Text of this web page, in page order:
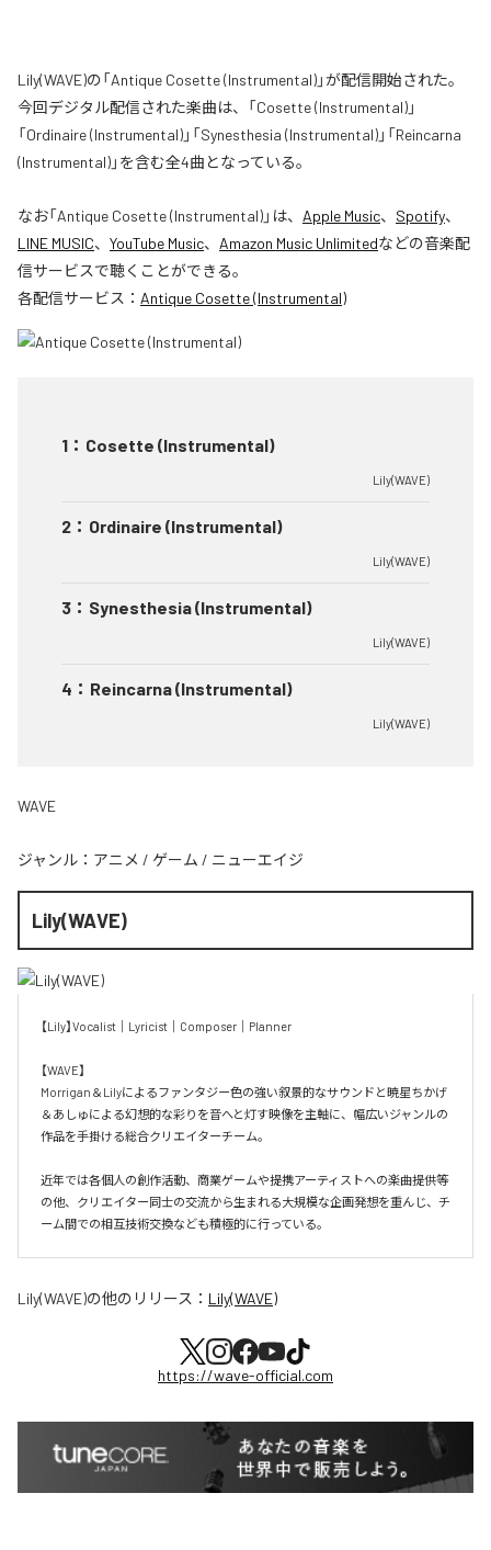
Lily(WAVE)の「Antique Cosette (Instrumental)」が配信開始された。
今回デジタル配信された楽曲は、「Cosette (Instrumental)」
「Ordinaire (Instrumental)」「Synesthesia (Instrumental)」「Reincarna
(Instrumental)」を含む全4曲となっている。
なお「Antique Cosette (Instrumental)」は、 Apple Music、 Spotify、
LINE MUSIC、 YouTube Music、 Amazon Music Unlimitedなどの音楽配
信サービスで聴くことができる。
各配信サービス： Antique Cosette (Instrumental)
1 ： Cosette (Instrumental)
Lily(WAVE)
2 ： Ordinaire (Instrumental)
Lily(WAVE)
3 ： Synesthesia (Instrumental)
Lily(WAVE)
4 ： Reincarna (Instrumental)
Lily(WAVE)
WAVE
ジャンル： アニメ / ゲーム / ニューエイジ
Lily(WAVE)
【Lily】Vocalist｜Lyricist｜Composer｜Planner
【WAVE】
Morrigan＆Lilyによるファンタジー色の強い叙景的なサウンドと暁星ちかげ
＆あしゅによる幻想的な彩りを音へと灯す映像を主軸に、幅広いジャンルの
作品を手掛ける総合クリエイターチーム。
近年では各個人の創作活動、商業ゲームや提携アーティストへの楽曲提供等
の他、クリエイター同士の交流から生まれる大規模な企画発想を重んじ、チ
ーム間での相互技術交換なども積極的に行っている。
Lily(WAVE)の他のリリース： Lily(WAVE)
https://wave-official.com